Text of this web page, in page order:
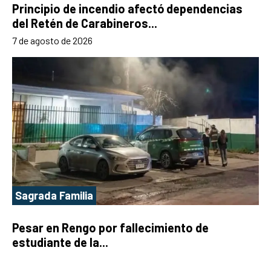
Principio de incendio afectó dependencias
del Retén de Carabineros...
7 de agosto de 2026
Sagrada Familia
Pesar en Rengo por fallecimiento de
estudiante de la...